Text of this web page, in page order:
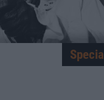
Special